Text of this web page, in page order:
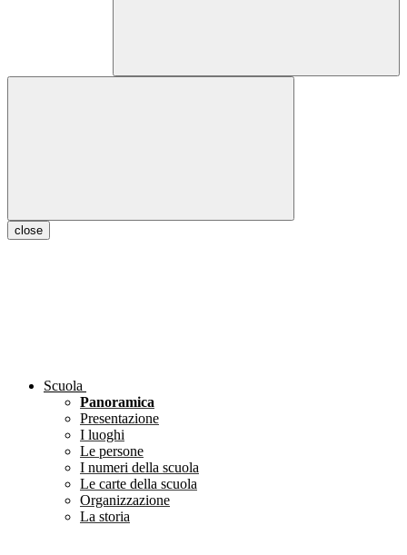
close
Scuola
Panoramica
Presentazione
I luoghi
Le persone
I numeri della scuola
Le carte della scuola
Organizzazione
La storia